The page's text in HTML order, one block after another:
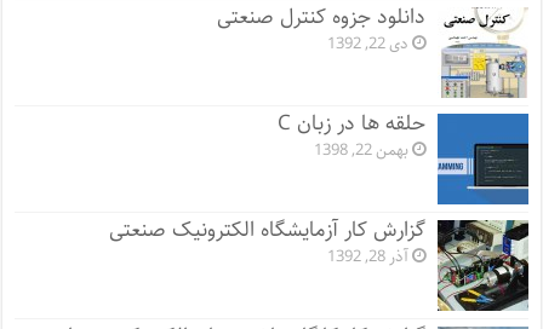
دانلود جزوه کنترل صنعتی
دی 22, 1392
حلقه ها در زبان C
بهمن 22, 1398
گزارش کار آزمایشگاه الکترونیک صنعتی
آذر 28, 1392